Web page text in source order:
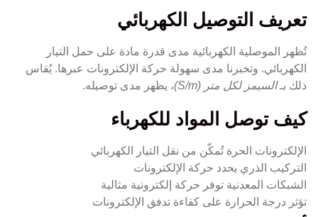
تعريف التوصيل الكهربائي
تُظهر الموصلية الكهربائية مدى قدرة مادة على حمل التيار
الكهربائي. وتخبرنا مدى سهولة حركة الإلكترونات عبرها. يُقاس
ذلك بـالسيمز لكل متر (S/m) ، يظهر مدى توصيله.
كيف توصل المواد للكهرباء
الإلكترونات الحرة تُمكّن من نقل التيار الكهربائي
التركيب الذري يحدد حركة الإلكترونات
الشبكات المعدنية توفر حركة إلكترونية مثالية
تؤثر درجة الحرارة على كفاءة تدفق الإلكترونات